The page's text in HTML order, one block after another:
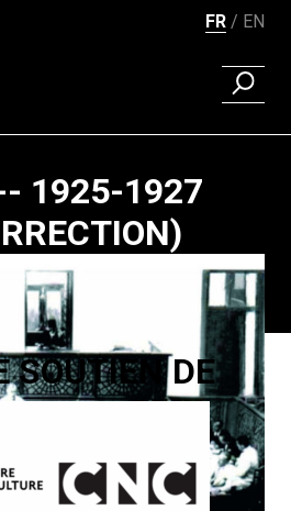
FR EN
1925-1927
Pagination
SOUTIEN DE